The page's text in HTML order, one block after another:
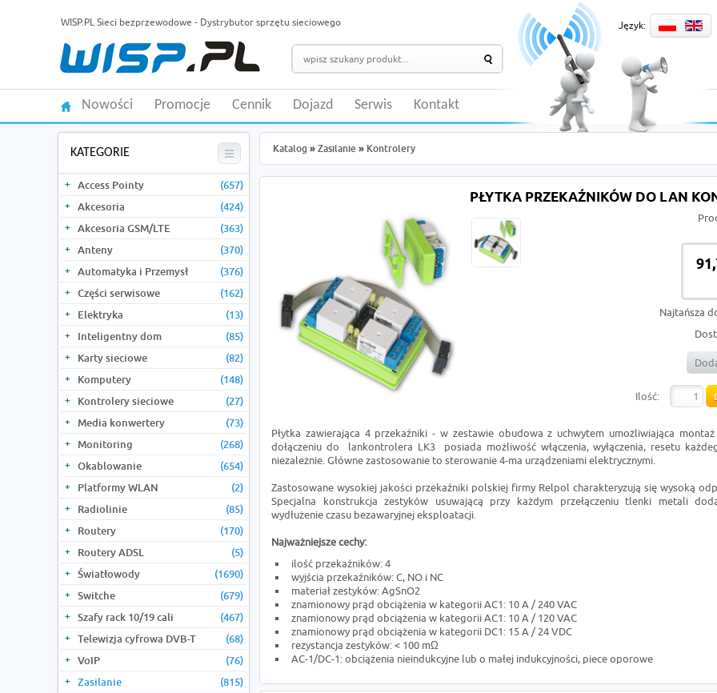
WISP.PL Sieci bezprzewodowe - Dystrybutor sprzętu sieciowego Język:
Nowości Promocje Cennik Dojazd Serwis Kontakt
KATEGORIE
Access Pointy
(657)
Akcesoria
(424)
Akcesoria GSM/LTE
(363)
Anteny
(370)
Automatyka i Przemysł
(376)
Części serwisowe
(162)
Elektryka
(13)
Inteligentny dom
(85)
Karty sieciowe
(82)
Komputery
(148)
Kontrolery sieciowe
(27)
Media konwertery
(73)
Monitoring
(268)
Okablowanie
(654)
Platformy WLAN
(2)
Radiolinie
(85)
Routery
(170)
Routery ADSL
(5)
Światłowody
(1690)
Switche
(679)
Szafy rack 10/19 cali
(467)
Telewizja cyfrowa DVB-T
(68)
VoIP
(76)
Zasilanie
(815)
Katalog » Zasilanie » Kontrolery
PŁYTKA PRZEKAŹNIKÓW DO LAN
Najtańsza
Ilość:
Płytka zawierająca 4 przekaźniki - w zestawie obudowa z uchwytem umożliwiająca
dołączeniu do lankontrolera LK3 posiada możliwość włączenia, wyłączenia, resetu
niezależnie. Główne zastosowanie to sterowanie 4-ma urządzeniami elektrycznymi.
Zastosowane wysokiej jakości przekaźniki polskiej firmy Relpol charakteryzują się wysoką
Specjalna konstrukcja zestyków usuwającą przy każdym przełączeniu tlenki metali
wydłużenie czasu bezawaryjnej eksploatacji.
Najważniejsze cechy:
ilość przekaźników: 4
wyjścia przekaźników: C, NO i NC
materiał zestyków: AgSnO2
znamionowy prąd obciążenia w kategorii AC1: 10 A / 240 VAC
znamionowy prąd obciążenia w kategorii AC1: 10 A / 120 VAC
znamionowy prąd obciążenia w kategorii DC1: 15 A / 24 VDC
rezystancja zestyków: < 100 mΩ
AC-1/DC-1: obciążenia nieindukcyjne lub o małej indukcyjności, piece oporowe